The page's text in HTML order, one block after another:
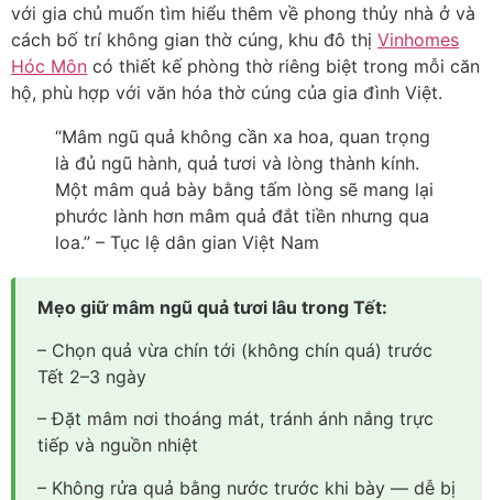
với gia chủ muốn tìm hiểu thêm về phong thủy nhà ở và
cách bố trí không gian thờ cúng, khu đô thị Vinhomes
Hóc Môn có thiết kế phòng thờ riêng biệt trong mỗi căn
hộ, phù hợp với văn hóa thờ cúng của gia đình Việt.
“Mâm ngũ quả không cần xa hoa, quan trọng
là đủ ngũ hành, quả tươi và lòng thành kính.
Một mâm quả bày bằng tấm lòng sẽ mang lại
phước lành hơn mâm quả đắt tiền nhưng qua
loa.” – Tục lệ dân gian Việt Nam
Mẹo giữ mâm ngũ quả tươi lâu trong Tết:
– Chọn quả vừa chín tới (không chín quá) trước
Tết 2–3 ngày
– Đặt mâm nơi thoáng mát, tránh ánh nắng trực
tiếp và nguồn nhiệt
– Không rửa quả bằng nước trước khi bày — dễ bị